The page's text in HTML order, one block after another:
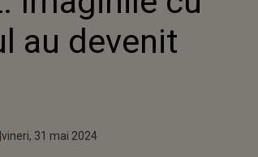
au devenit
Publicat:
miercuri, 31 mai 2023
Actualizat:
vineri, 31 mai 2024